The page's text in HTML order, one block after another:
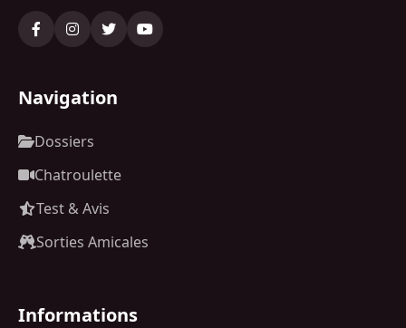
Navigation
Dossiers
Chatroulette
Test & Avis
Sorties Amicales
Informations